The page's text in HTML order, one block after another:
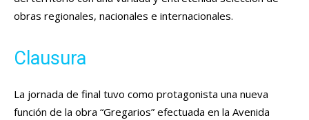
obras regionales, nacionales e internacionales.
Clausura
La jornada de final tuvo como protagonista una nueva
función de la obra “Gregarios” efectuada en la Avenida